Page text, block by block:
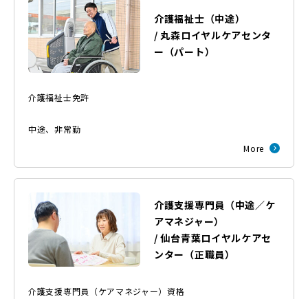
介護福祉士（中途）
/丸森ロイヤルケアセンタ
ー （パート）
介護福祉士免許
中途、非常勤
More
介護支援専門員（中途／ケ
アマネジャー）
/仙台青葉ロイヤルケアセ
ンター （正職員）
介護支援専門員（ケアマネジャー）資格